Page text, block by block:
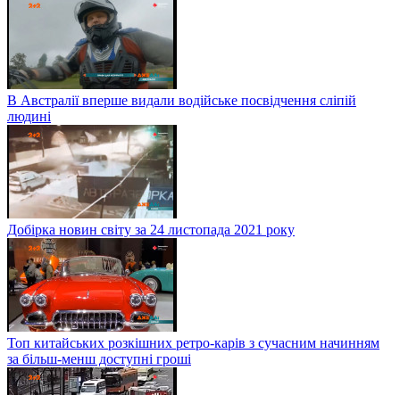
В Австралії вперше видали водійське посвідчення сліпій
людині
Добірка новин світу за 24 листопада 2021 року
Топ китайських розкішних ретро-карів з сучасним начинням
за більш-менш доступні гроші